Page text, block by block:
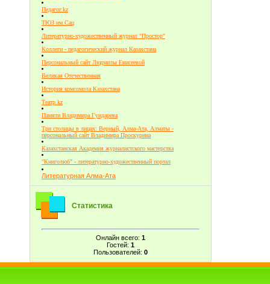
Педагог.kz
ТЮЗ им.Сац
Литературно-художественный журнал "Простор"
Коллеги - педагогический журнал Казахстана
Персональный сайт Людмилы Енисеевой
Великая Отечественная
История комсомола Казахстана
Театр.kz
Памяти Владимира Гундарева
Три столицы в лицах: Верный, Алма-Ата, Алматы -
персональный сайт Владимира Проскурина
Казахстанская Академия журналистского мастерства
"Книголюб" - литературно-художественный портал
Литературная Алма-Ата
Статистика
Онлайн всего: 1
Гостей: 1
Пользователей: 0